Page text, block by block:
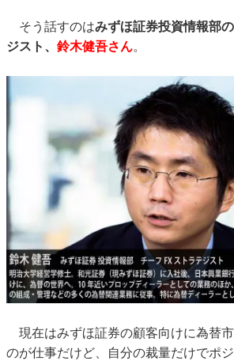
そう話すのはみずほ証券投資情報部
ジスト、 鈴木健吾さん。
現在はみずほ証券の顧客向けに為替
のが仕事だけど、自分の裁量だけでポ